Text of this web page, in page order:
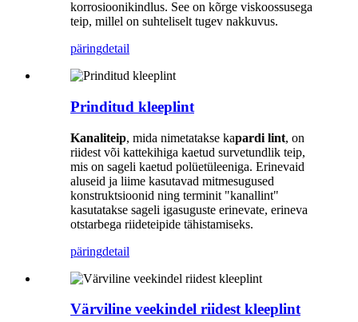
korrosioonikindlus. See on kõrge viskoossusega
teip, millel on suhteliselt tugev nakkuvus.
päringdetail
Prinditud kleeplint
Kanaliteip, mida nimetatakse kapardi lint, on
riidest või kattekihiga kaetud survetundlik teip,
mis on sageli kaetud polüetüleeniga. Erinevaid
aluseid ja liime kasutavad mitmesugused
konstruktsioonid ning terminit "kanallint"
kasutatakse sageli igasuguste erinevate, erineva
otstarbega riideteipide tähistamiseks.
päringdetail
Värviline veekindel riidest kleeplint